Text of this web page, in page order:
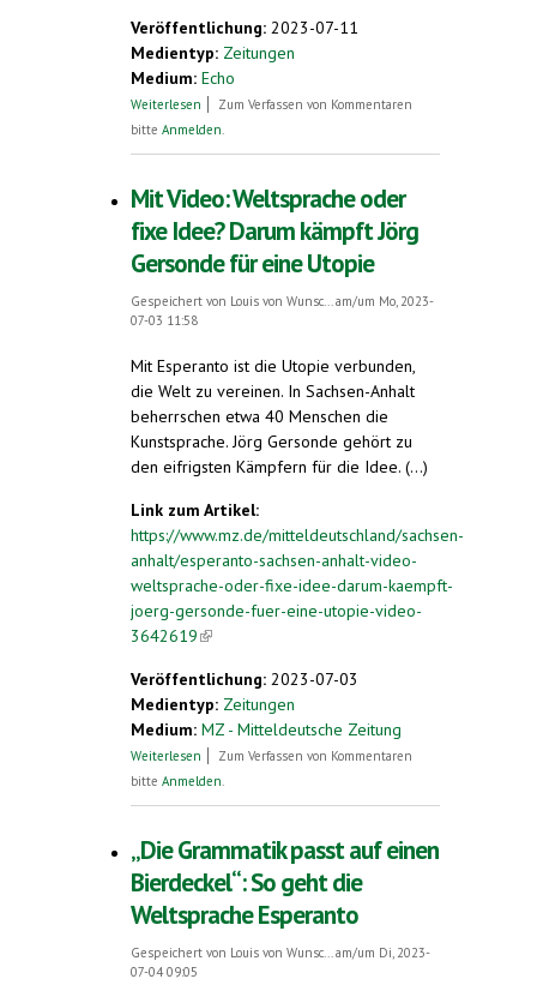
Veröffentlichung: 2023-07-11
Medientyp: Zeitungen
Medium: Echo
Weiterlesen über Der Türöffner für
Zum Verfassen von Kommentaren
bitte Anmelden.
Mit Video: Weltsprache oder
fixe Idee? Darum kämpft Jörg
Gersonde für eine Utopie
Gespeichert von Louis von Wunsc...am/um Mo, 2023-
07-03 11:58
Mit Esperanto ist die Utopie verbunden,
die Welt zu vereinen. In Sachsen-Anhalt
beherrschen etwa 40 Menschen die
Kunstsprache. Jörg Gersonde gehört zu
den eifrigsten Kämpfern für die Idee. (...)
Link zum Artikel:
https://www.mz.de/mitteldeutschland/sachsen-
anhalt/esperanto-sachsen-anhalt-video-
weltsprache-oder-fixe-idee-darum-kaempft-
joerg-gersonde-fuer-eine-utopie-video-
3642619(link is external)
Veröffentlichung: 2023-07-03
Medientyp: Zeitungen
Medium: MZ - Mitteldeutsche Zeitung
Weiterlesen über Mit Video: Weltsprache oder fixe
eine Utopie
Zum Verfassen von Kommentaren
bitte Anmelden.
„Die Grammatik passt auf einen
Bierdeckel“: So geht die
Weltsprache Esperanto
Gespeichert von Louis von Wunsc...am/um Di, 2023-
07-04 09:05